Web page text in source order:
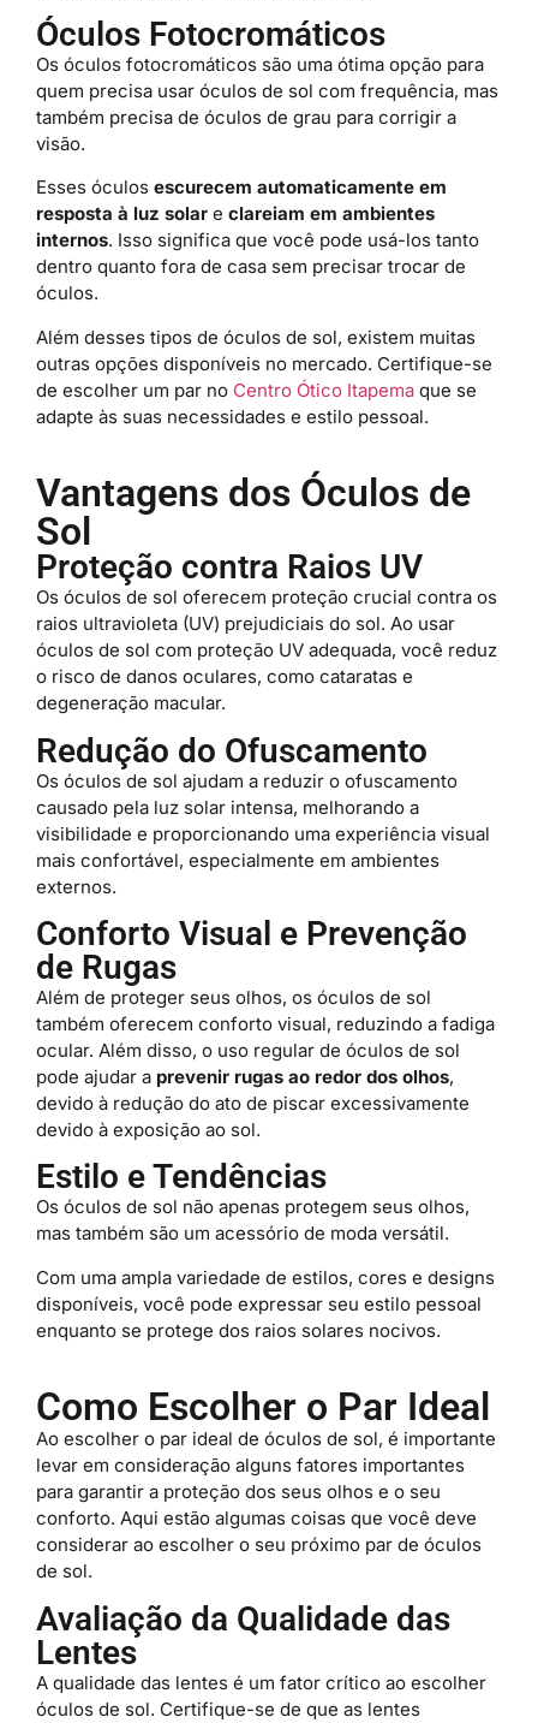
Óculos Fotocromáticos
Os óculos fotocromáticos são uma ótima opção para
quem precisa usar óculos de sol com frequência, mas
também precisa de óculos de grau para corrigir a
visão.
Esses óculos escurecem automaticamente em
resposta à luz solar e clareiam em ambientes
internos. Isso significa que você pode usá-los tanto
dentro quanto fora de casa sem precisar trocar de
óculos.
Além desses tipos de óculos de sol, existem muitas
outras opções disponíveis no mercado. Certifique-se
de escolher um par no Centro Ótico Itapema que se
adapte às suas necessidades e estilo pessoal.
Vantagens dos Óculos de
Sol
Proteção contra Raios UV
Os óculos de sol oferecem proteção crucial contra os
raios ultravioleta (UV) prejudiciais do sol. Ao usar
óculos de sol com proteção UV adequada, você reduz
o risco de danos oculares, como cataratas e
degeneração macular.
Redução do Ofuscamento
Os óculos de sol ajudam a reduzir o ofuscamento
causado pela luz solar intensa, melhorando a
visibilidade e proporcionando uma experiência visual
mais confortável, especialmente em ambientes
externos.
Conforto Visual e Prevenção
de Rugas
Além de proteger seus olhos, os óculos de sol
também oferecem conforto visual, reduzindo a fadiga
ocular. Além disso, o uso regular de óculos de sol
pode ajudar a prevenir rugas ao redor dos olhos,
devido à redução do ato de piscar excessivamente
devido à exposição ao sol.
Estilo e Tendências
Os óculos de sol não apenas protegem seus olhos,
mas também são um acessório de moda versátil.
Com uma ampla variedade de estilos, cores e designs
disponíveis, você pode expressar seu estilo pessoal
enquanto se protege dos raios solares nocivos.
Como Escolher o Par Ideal
Ao escolher o par ideal de óculos de sol, é importante
levar em consideração alguns fatores importantes
para garantir a proteção dos seus olhos e o seu
conforto. Aqui estão algumas coisas que você deve
considerar ao escolher o seu próximo par de óculos
de sol.
Avaliação da Qualidade das
Lentes
A qualidade das lentes é um fator crítico ao escolher
óculos de sol. Certifique-se de que as lentes